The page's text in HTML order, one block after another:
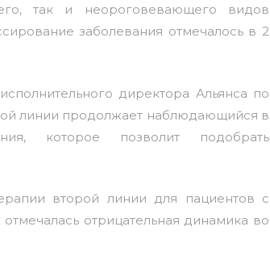
так и неороговевающего видов
заболевания отмечалось в 2
директора Альянса по
линии продолжает наблюдающийся в
которое позволит подобрать
второй линии для пациентов с
отрицательная динамика во